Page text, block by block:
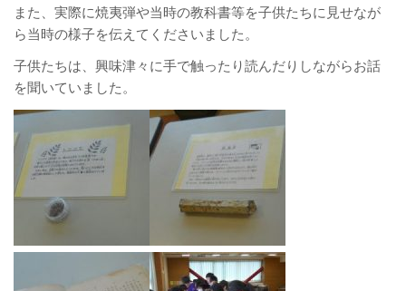
また、実際に焼夷弾や当時の教科書等を子供たちに見せなが
ら当時の様子を伝えてくださいました。
子供たちは、興味津々に手で触ったり読んだりしながらお話
を聞いていました。